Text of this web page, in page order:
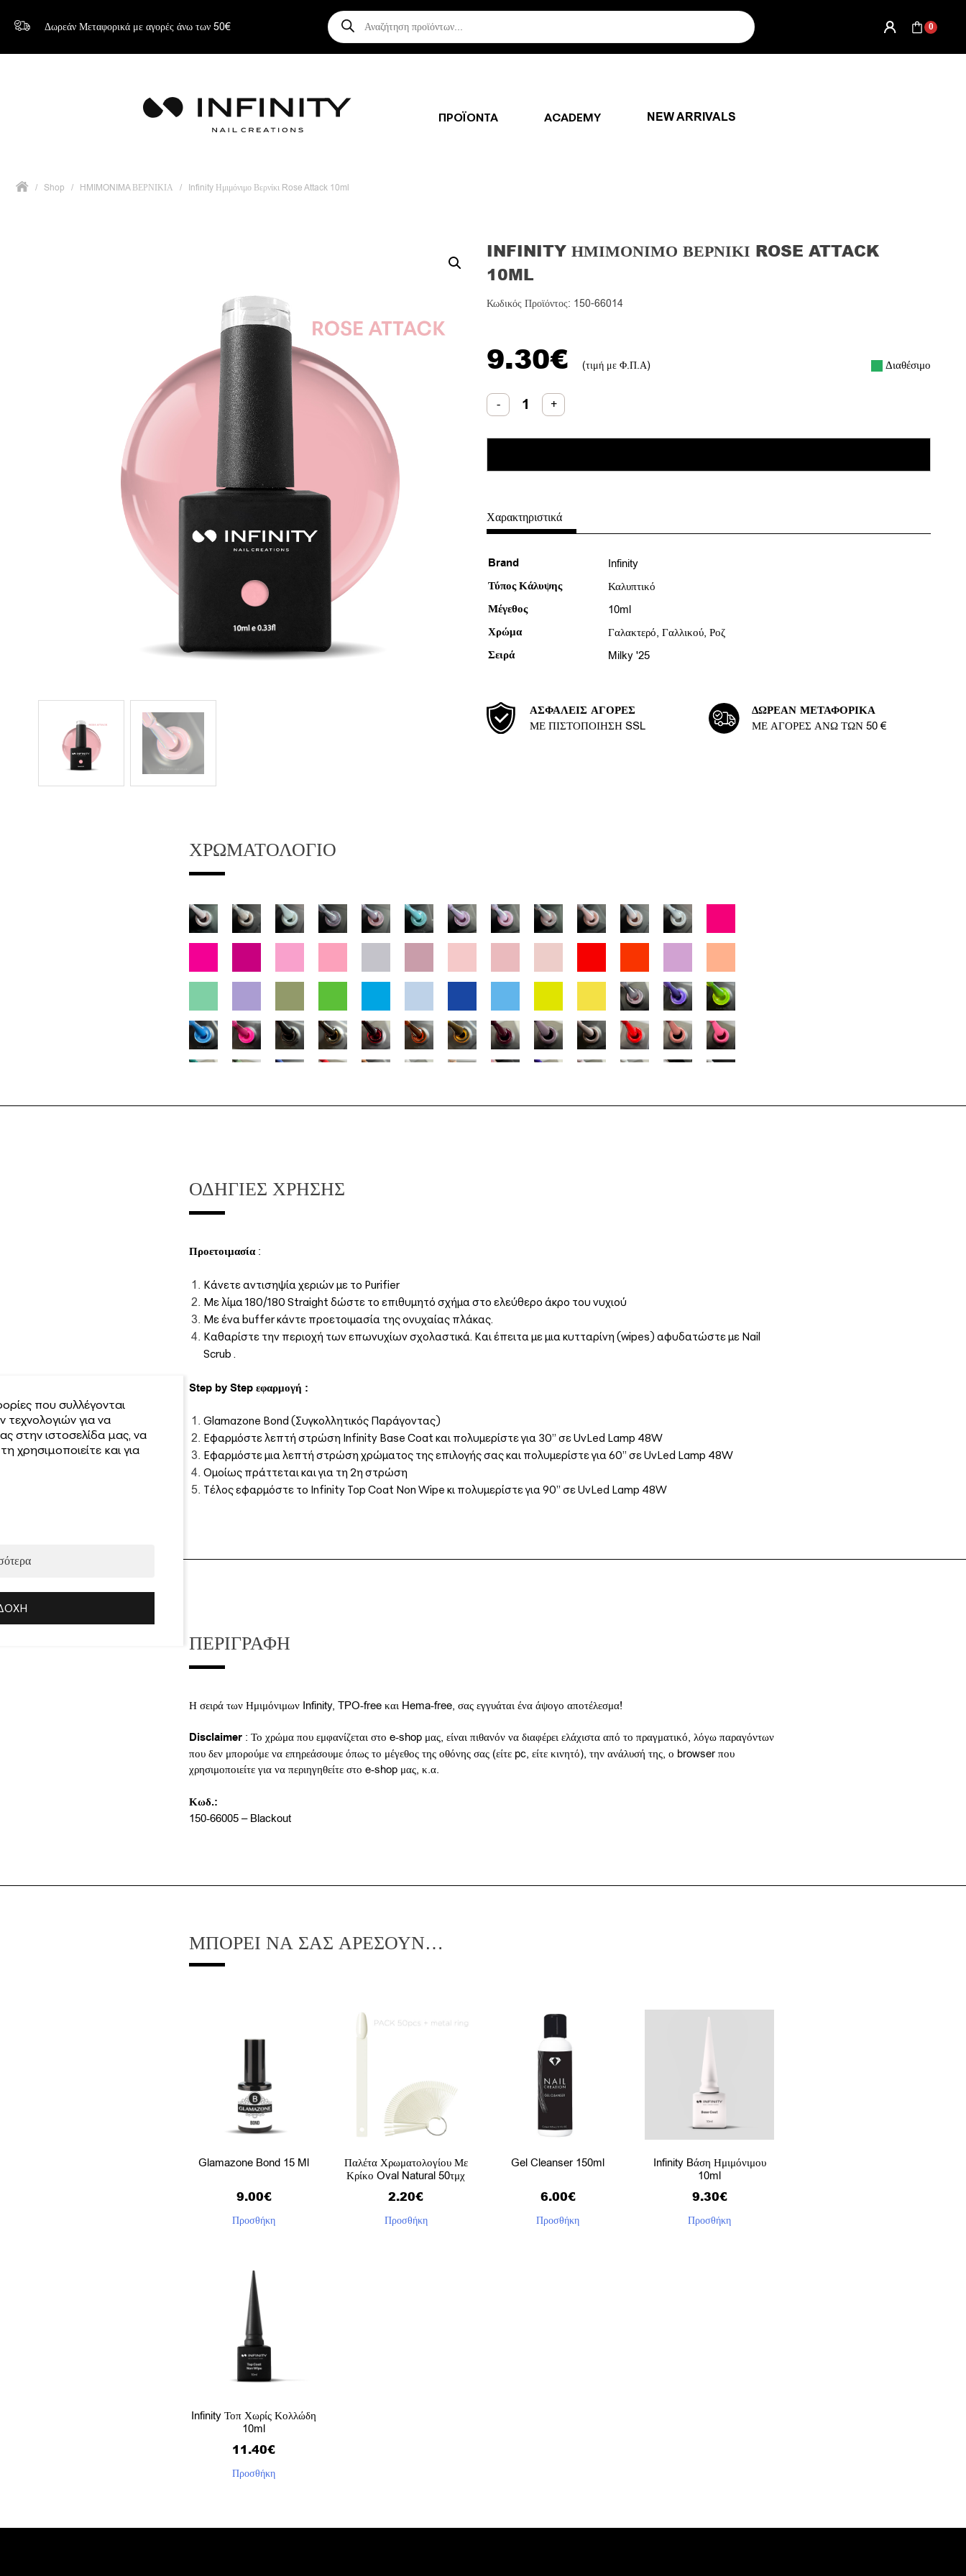
Δωρεάν Μεταφορικά με αγορές άνω των 50€
Αναζήτηση
προϊόντων 0
ΠΡΟΪΟΝΤΑ ACADEMY NEW ARRIVALS
/ Shop / HMIMONIMA ΒΕΡΝΙΚΙΑ / Infinity Ημιμόνιμο Βερνίκι Rose Attack 10ml
INFINITY ΗΜΙΜΌΝΙΜΟ ΒΕΡΝΊΚΙ ROSE ATTACK
10ML
Κωδικός Προϊόντος: 150-66014
9.30€ (τιμή με Φ.Π.Α) Διαθέσιμο
- Infinity
Ημιμόνιμο
ποσότητα
+
Χαρακτηριστικά
Brand Infinity
Τύπος Κάλυψης Καλυπτικό
Μέγεθος 10ml
Χρώμα Γαλακτερό, Γαλλικού, Ροζ
Σειρά Milky '25
ΑΣΦΑΛΕΊΣ ΑΓΟΡΈΣ
ΜΕ ΠΙΣΤΟΠΟΊΗΣΗ SSL
ΔΩΡΕΆΝ ΜΕΤΑΦΟΡΙΚΆ
ΜΕ ΑΓΟΡΈΣ ΆΝΩ ΤΩΝ 50 €
ΧΡΩΜΑΤΟΛΌΓΙΟ
ΟΔΗΓΊΕΣ ΧΡΉΣΗΣ
Προετοιμασία:
Κάνετε αντισηψία χεριών με το Purifier
Με λίμα 180/180 Straight δώστε το επιθυμητό σχήμα στο ελεύθερο άκρο του νυχιού
Με ένα buffer κάντε προετοιμασία της ονυχαίας πλάκας.
Καθαρίστε την περιοχή των επωνυχίων σχολαστικά. Και έπειτα με μια κυτταρίνη (wipes) αφυδατώστε με Nail
Scrub .
Step by Step εφαρμογή :
Glamazone Bond (Συγκολλητικός Παράγοντας)
Εφαρμόστε λεπτή στρώση Infinity Base Coat και πολυμερίστε για 30’’ σε UvLed Lamp 48W
Εφαρμόστε μια λεπτή στρώση χρώματος της επιλογής σας και πολυμερίστε για 60’’ σε UvLed Lamp 48W
Ομοίως πράττεται και για τη 2η στρώση
Τέλος εφαρμόστε το Infinity Top Coat Non Wipe κι πολυμερίστε για 90’’ σε UvLed Lamp 48W
ΠΕΡΙΓΡΑΦΉ
Η σειρά των Ημιμόνιμων Infinity, TPO-free και Hema-free, σας εγγυάται ένα άψογο αποτέλεσμα!
Disclaimer : Το χρώμα που εμφανίζεται στο e-shop μας, είναι πιθανόν να διαφέρει ελάχιστα από το πραγματικό, λόγω παραγόντων
που δεν μπορούμε να επηρεάσουμε όπως το μέγεθος της οθόνης σας (είτε pc, είτε κινητό), την ανάλυσή της, ο browser που
χρησιμοποιείτε για να περιηγηθείτε στο e-shop μας, κ.α.
Κωδ.:
150-66005 – Blackout
ΜΠΟΡΕΊ ΝΑ ΣΑΣ ΑΡΈΣΟΥΝ…
Glamazone Bond 15 Ml
9.00€
Προσθήκη
Παλέτα Χρωματολογίου Με
Κρίκο Oval Natural 50τμχ
2.20€
Προσθήκη
Gel Cleanser 150ml
6.00€
Προσθήκη
Infinity Bάση Ημιμόνιμου
10ml
9.30€
Προσθήκη
Infinity Τοπ Χωρίς Κολλώδη
10ml
11.40€
Προσθήκη
που συλλέγονται
για να
στην ιστοσελίδα μας, να
χρησιμοποιείτε και για